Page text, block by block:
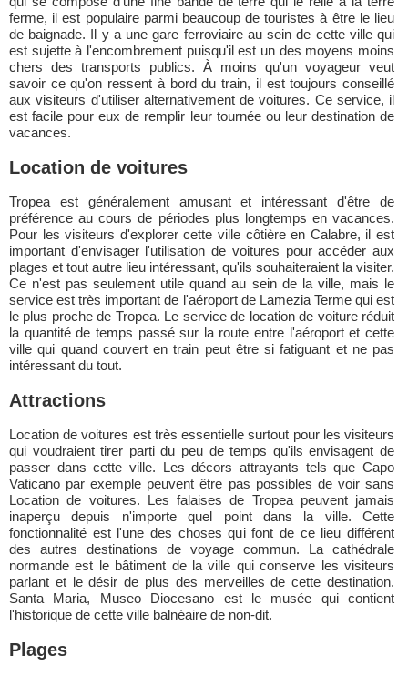
ferme, il est populaire parmi beaucoup de touristes à être le lieu
de baignade. Il y a une gare ferroviaire au sein de cette ville qui
est sujette à l'encombrement puisqu'il est un des moyens moins
chers des transports publics. À moins qu'un voyageur veut
savoir ce qu'on ressent à bord du train, il est toujours conseillé
aux visiteurs d'utiliser alternativement de voitures. Ce service, il
est facile pour eux de remplir leur tournée ou leur destination de
vacances.
Location de voitures
Tropea est généralement amusant et intéressant d'être de
préférence au cours de périodes plus longtemps en vacances.
Pour les visiteurs d'explorer cette ville côtière en Calabre, il est
important d'envisager l'utilisation de voitures pour accéder aux
plages et tout autre lieu intéressant, qu'ils souhaiteraient la visiter.
Ce n'est pas seulement utile quand au sein de la ville, mais le
service est très important de l'aéroport de Lamezia Terme qui est
le plus proche de Tropea. Le service de location de voiture réduit
la quantité de temps passé sur la route entre l'aéroport et cette
ville qui quand couvert en train peut être si fatiguant et ne pas
intéressant du tout.
Attractions
Location de voitures est très essentielle surtout pour les visiteurs
qui voudraient tirer parti du peu de temps qu'ils envisagent de
passer dans cette ville. Les décors attrayants tels que Capo
Vaticano par exemple peuvent être pas possibles de voir sans
Location de voitures. Les falaises de Tropea peuvent jamais
inaperçu depuis n'importe quel point dans la ville. Cette
fonctionnalité est l'une des choses qui font de ce lieu différent
des autres destinations de voyage commun. La cathédrale
normande est le bâtiment de la ville qui conserve les visiteurs
parlant et le désir de plus des merveilles de cette destination.
Santa Maria, Museo Diocesano est le musée qui contient
l'historique de cette ville balnéaire de non-dit.
Plages